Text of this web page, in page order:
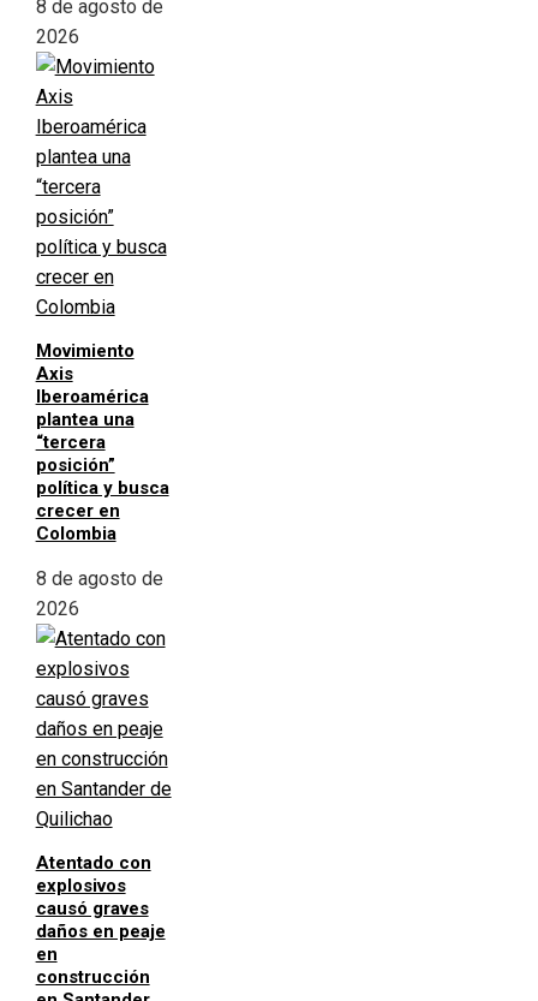
8 de agosto de
2026
Movimiento
Axis
Iberoamérica
plantea una
“tercera
posición”
política y busca
crecer en
Colombia
8 de agosto de
2026
Atentado con
explosivos
causó graves
daños en peaje
en
construcción